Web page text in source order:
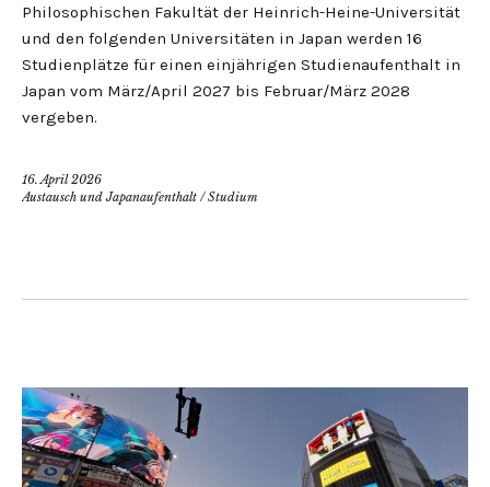
Philosophischen Fakultät der Heinrich-Heine-Universität
und den folgenden Universitäten in Japan werden 16
Studienplätze für einen einjährigen Studienaufenthalt in
Japan vom März/April 2027 bis Februar/März 2028
vergeben.
16. April 2026
Austausch und Japanaufenthalt /Studium